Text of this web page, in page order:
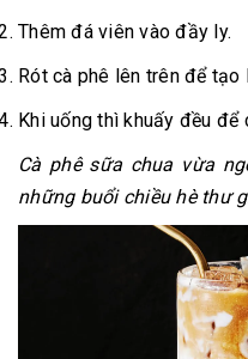
Thêm đá viên vào đầy ly.
Rót cà phê lên trên để tạo
Khi uống thì khuấy đều để
Cà phê sữa chua vừa
những buổi chiều hè thư